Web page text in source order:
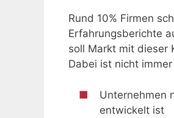
Rund 10% Firmen
Erfahrungsberichte
soll Markt mit dieser
Dabei ist nicht
Unternehmen
entwickelt ist